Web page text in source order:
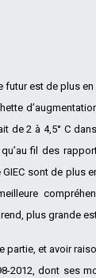
futur est de plus
de 2 à 4,5° C
fil des
sont de plus
plus grande
partie, et avoir
2012, dont ses